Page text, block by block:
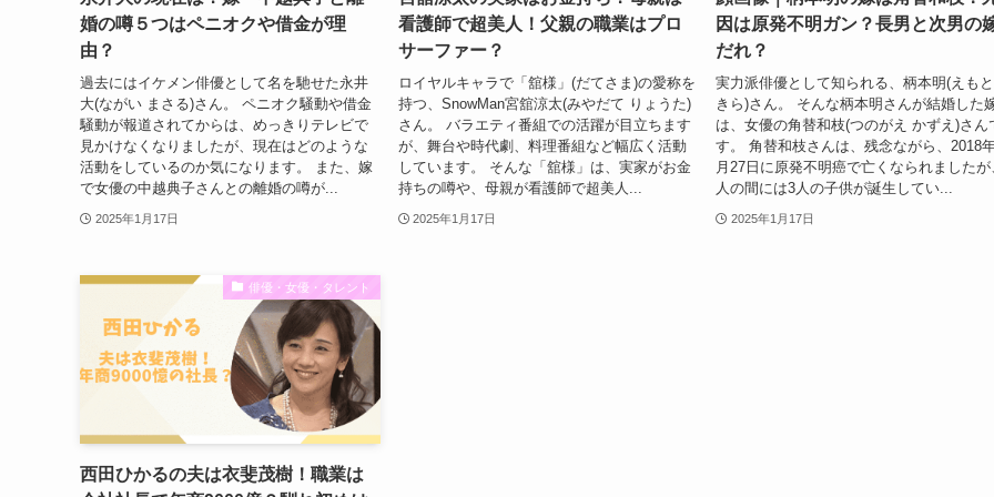
婚の噂５つはペニオクや借金が理
由？
過去にはイケメン俳優として名を馳せた永井
大(ながい まさる)さん。 ペニオク騒動や借金
騒動が報道されてからは、めっきりテレビで
見かけなくなりましたが、現在はどのような
活動をしているのか気になります。 また、嫁
で女優の中越典子さんとの離婚の噂が...
2025年1月17日
看護師で超美人！父親の職業はプロ
サーファー？
ロイヤルキャラで「舘様」(だてさま)の愛称を
持つ、SnowMan宮舘涼太(みやだて りょうた)
さん。 バラエティ番組での活躍が目立ちます
が、舞台や時代劇、料理番組など幅広く活動
しています。 そんな「舘様」は、実家がお金
持ちの噂や、母親が看護師で超美人...
2025年1月17日
因は原発不明ガン？長男と次男の
だれ？
実力派俳優として知られる、柄本明(えも
きら)さん。 そんな柄本明さんが結婚した
は、女優の角替和枝(つのがえ かずえ)さん
す。 角替和枝さんは、残念ながら、2018
月27日に原発不明癌で亡くなられましたが
人の間には3人の子供が誕生してい...
2025年1月17日
俳優・女優・タレント
西田ひかるの夫は衣斐茂樹！職業は